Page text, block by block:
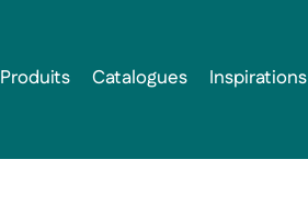
Produits Catalogues Inspirations